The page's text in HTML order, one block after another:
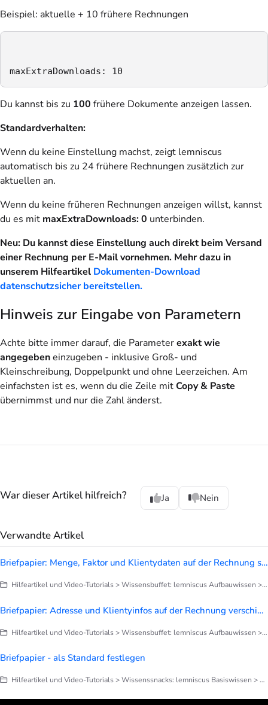
Beispiel: aktuelle + 10 frühere Rechnungen
maxExtraDownloads: 10
Du kannst bis zu 100 frühere Dokumente anzeigen lassen.
Standardverhalten:
Wenn du keine Einstellung machst, zeigt lemniscus
automatisch bis zu 24 frühere Rechnungen zusätzlich zur
aktuellen an.
Wenn du keine früheren Rechnungen anzeigen willst, kannst
du es mit maxExtraDownloads: 0 unterbinden.
Neu: Du kannst diese Einstellung auch direkt beim Versand
einer Rechnung per E-Mail vornehmen. Mehr dazu in
unserem Hilfeartikel Dokumenten-Download
datenschutzsicher bereitstellen.
Hinweis zur Eingabe von Parametern
Achte bitte immer darauf, die Parameterexakt wie
angegebeneinzugeben - inklusive Groß- und
Kleinschreibung, Doppelpunkt und ohne Leerzeichen. Am
einfachsten ist es, wenn du die Zeile mitCopy & Paste
übernimmst und nur die Zahl änderst.
War dieser Artikel hilfreich? Ja Nein
Verwandte Artikel
Briefpapier: Menge, Faktor und Klientydaten auf der Rechnung steuern
Hilfeartikel und Video-Tutorials > Wissensbuffet: lemniscus Aufbauwissen > Briefe, Notizen, Dokumentation > Briefpapier anpassen
Briefpapier: Adresse und Klientyinfos auf der Rechnung verschieben
Hilfeartikel und Video-Tutorials > Wissensbuffet: lemniscus Aufbauwissen > Briefe, Notizen, Dokumentation > Briefpapier anpassen
Briefpapier - als Standard festlegen
Hilfeartikel und Video-Tutorials > Wissenssnacks: lemniscus Basiswissen > Finetuning deines lemniscus